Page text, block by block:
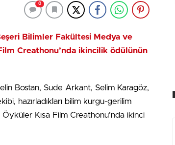
0
Bilimler Fakültesi Medya ve
Creathonu’nda ikincilik ödülünün
Bostan, Sude Arkant, Selim Karagöz,
hazırladıkları bilim kurgu-gerilim
Öyküler Kısa Film Creathonu’nda ikinci